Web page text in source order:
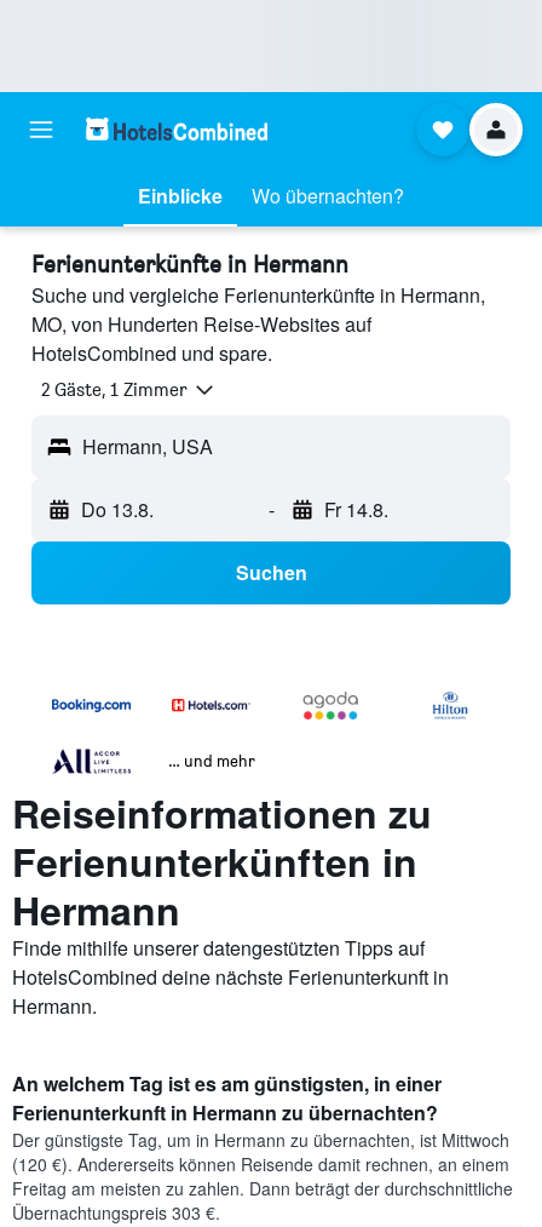
Einblicke Wo übernachten?
Ferienunterkünfte in Hermann
Suche und vergleiche Ferienunterkünfte in Hermann,
MO, von Hunderten Reise-Websites auf
HotelsCombined und spare.
2 Gäste, 1 Zimmer
Hermann, USA
Do 13.8. - Fr 14.8.
Suchen
… und mehr
Reiseinformationen zu
Ferienunterkünften in
Hermann
Finde mithilfe unserer datengestützten Tipps auf
HotelsCombined deine nächste Ferienunterkunft in
Hermann.
An welchem Tag ist es am günstigsten, in einer
Ferienunterkunft in Hermann zu übernachten?
Der günstigste Tag, um in Hermann zu übernachten, ist Mittwoch
(120 €). Andererseits können Reisende damit rechnen, an einem
Freitag am meisten zu zahlen. Dann beträgt der durchschnittliche
Übernachtungspreis 303 €.